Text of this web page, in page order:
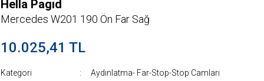
Hella Pagıd
Mercedes W201 190 Ön Far Sağ
10.025,41 TL
Kategori Aydınlatma- Far-Stop-Stop Camları